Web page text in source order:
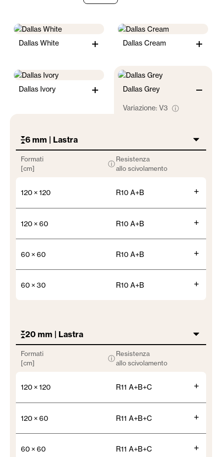
Dallas White Dallas Cream
Dallas Ivory Dallas Grey
Variazione: V3 ⓘ
6 mm | Lastra
Formati
[cm]
Resistenza
allo scivolamento
ⓘ
120 × 120 R10 A+B +
120 × 60 R10 A+B +
60 × 60 R10 A+B +
60 × 30 R10 A+B +
20 mm | Lastra
Formati
[cm]
Resistenza
allo scivolamento
ⓘ
120 × 120 R11 A+B+C +
120 × 60 R11 A+B+C +
60 × 60 R11 A+B+C +